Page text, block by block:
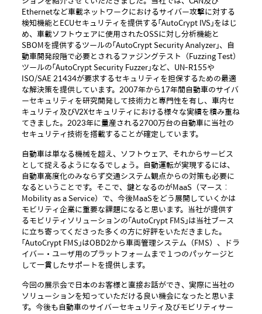
Ethernetなど車載ネットワークにおけるサイバー攻撃に対する
検知機能とECUセキュリティを提供する「AutoCrypt IVS」をはじ
め、車載ソフトウェアに使用されたOSSに対し分析機能と
SBOMを提供するツールの「AutoCrypt Security Analyzer」、自
動車開発段階で必要とされるファジングテスト（Fuzzing Test）
ツールの「AutoCrypt Security Fuzzer」など、UN-R155や
ISO/SAE 21434が要求するセキュリティを担保するための最適
な解決策を提供しています。2007年から17年間自動車のサイバ
ーセキュリティを研究開発して技術力と専門性を有し、車内セ
キュリティ及びV2Xセキュリティにおける様々な実績を積み重ね
てきました。 2023年に量産される2700万台の自動車に当社の
セキュリティ技術を搭載することが確定しています。
自動車は単なる機械を超え、ソフトウェア、それからサービス
として捉えるようになるでしょう。自動運転が実現するには、
自動車高度化のみならず交通システム観点からの対策も必要に
なるということです。そこで、鍵となるのがMaaS（マース：
Mobility as a Service）で、今後MaaSをどう展開していくかは
モビリティ企業に重要な課題になると思います。当社が提供す
るモビリティソリューションの「AutoCrypt FMS」は当社ブース
に立ち寄ってくださった多くの方に好評をいただきました。
「AutoCrypt FMS」はOBD2から車両管理システム（FMS）、ドラ
イバー・ユーザ用のプラットフォームまで１つのパッケージと
して一貫したサポートを提供します。
今回の展示会で日本のお客様と直接お話ができ、実際に当社の
ソリューションを知っていただける良い機会になったと思いま
す。今後も自動車のサイバーセキュリティ及びモビリティサー